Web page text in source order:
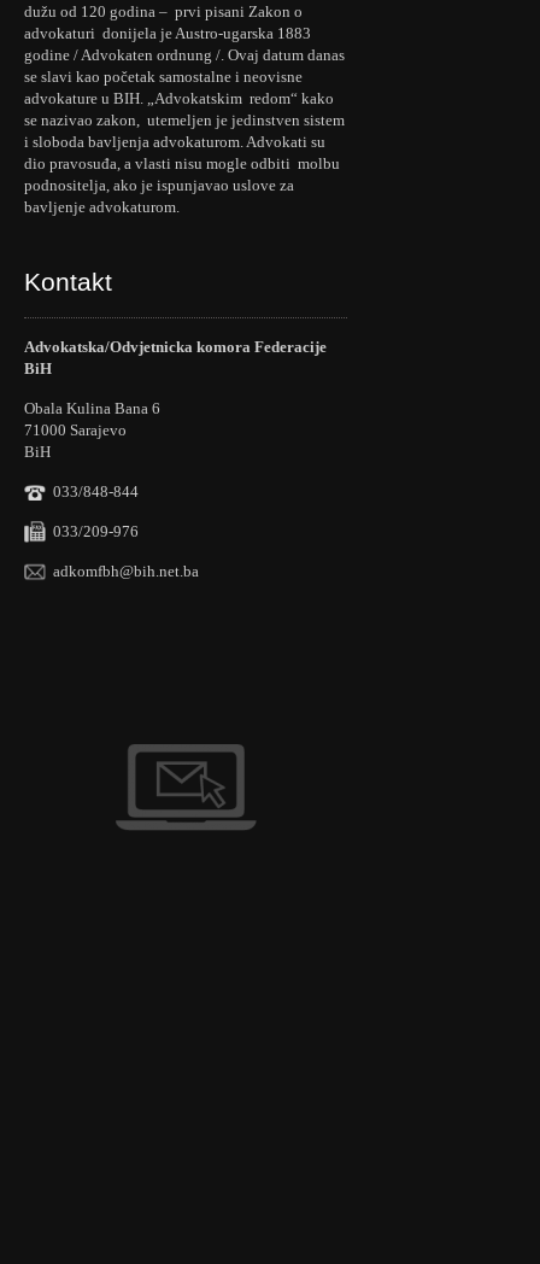
dužu od 120 godina – prvi pisani Zakon o
advokaturi donijela je Austro-ugarska 1883
godine / Advokaten ordnung /. Ovaj datum danas
se slavi kao početak samostalne i neovisne
advokature u BIH. „Advokatskim redom“ kako
se nazivao zakon, utemeljen je jedinstven sistem
i sloboda bavljenja advokaturom. Advokati su
dio pravosuđa, a vlasti nisu mogle odbiti molbu
podnositelja, ako je ispunjavao uslove za
bavljenje advokaturom.
Kontakt
Advokatska/Odvjetnicka komora Federacije
BiH
Obala Kulina Bana 6
71000 Sarajevo
BiH
033/848-844
033/209-976
adkomfbh@bih.net.ba